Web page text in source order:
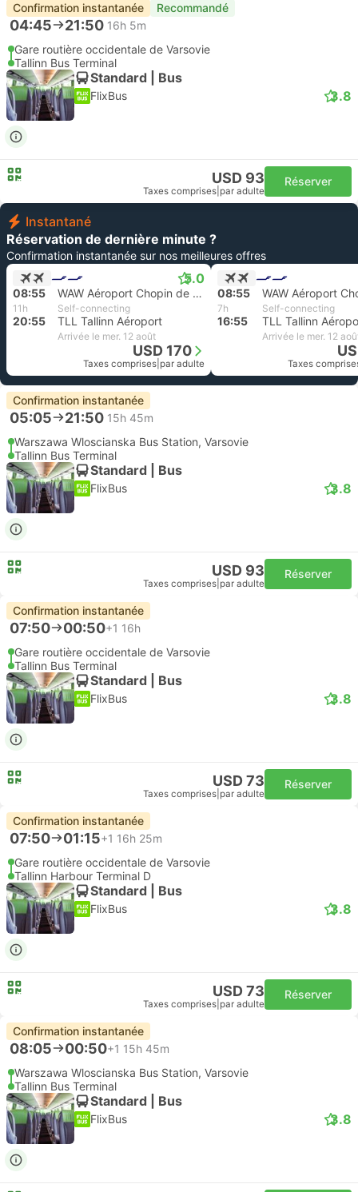
Confirmation instantanée Recommandé
04:45 21:50 16h 5m
Gare routière occidentale de Varsovie
Tallinn Bus Terminal
Standard | Bus
FlixBus 3.8
USD 93
Taxes comprises par adulte
Réserver
Instantané
Réservation de dernière minute ?
Confirmation instantanée sur nos meilleures offres
5.0
08:55 WAW Aéroport Chopin de Varsovie, Varse Aéroport
11h Self-connecting
20:55 TLL Tallinn Aéroport
Arrivée le mer. 12 août
USD 170
Taxes comprises par adulte
08:55
7h Self-connecting
16:55 TLL Tallinn
Arrivée le mer. 12
Taxes
Confirmation instantanée
05:05 21:50 15h 45m
Warszawa Wloscianska Bus Station, Varsovie
Tallinn Bus Terminal
Standard | Bus
FlixBus 3.8
USD 93
Taxes comprises par adulte
Réserver
Confirmation instantanée
07:50 00:50+1 16h
Gare routière occidentale de Varsovie
Tallinn Bus Terminal
Standard | Bus
FlixBus 3.8
USD 73
Taxes comprises par adulte
Réserver
Confirmation instantanée
07:50 01:15+1 16h 25m
Gare routière occidentale de Varsovie
Tallinn Harbour Terminal D
Standard | Bus
FlixBus 3.8
USD 73
Taxes comprises par adulte
Réserver
Confirmation instantanée
08:05 00:50+1 15h 45m
Warszawa Wloscianska Bus Station, Varsovie
Tallinn Bus Terminal
Standard | Bus
FlixBus 3.8